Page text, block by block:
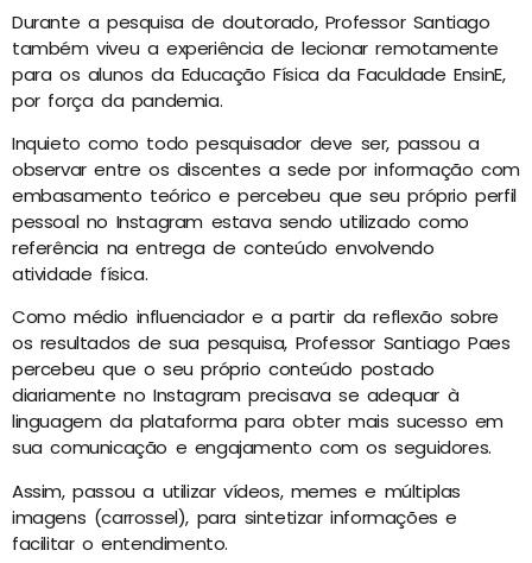
Durante a pesquisa de doutorado, Professor Santiago
também viveu a experiência de lecionar remotamente
para os alunos da Educação Física da Faculdade EnsinE,
por força da pandemia.
Inquieto como todo pesquisador deve ser, passou a
observar entre os discentes a sede por informação com
embasamento teórico e percebeu que seu próprio perfil
pessoal no Instagram estava sendo utilizado como
referência na entrega de conteúdo envolvendo
atividade física.
Como médio influenciador e a partir da reflexão sobre
os resultados de sua pesquisa, Professor Santiago Paes
percebeu que o seu próprio conteúdo postado
diariamente no Instagram precisava se adequar à
linguagem da plataforma para obter mais sucesso em
sua comunicação e engajamento com os seguidores.
Assim, passou a utilizar vídeos, memes e múltiplas
imagens (carrossel), para sintetizar informações e
facilitar o entendimento.